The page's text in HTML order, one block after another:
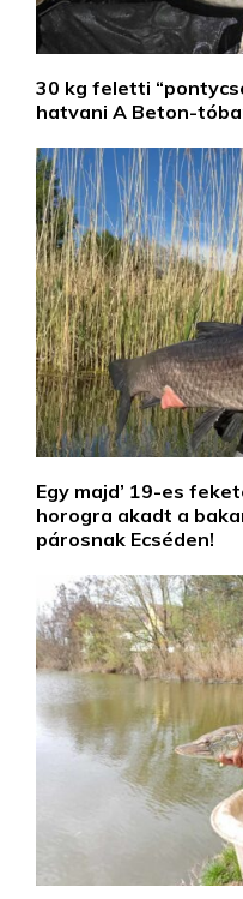
30 kg feletti
hatvani A Beton-
Egy majd’ 19-es
horogra akadt a
párosnak Ecséden!